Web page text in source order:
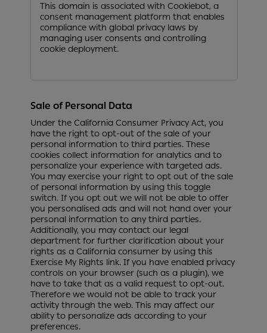
This domain is associated with Cookiebot, a
consent management platform that enables
compliance with global privacy laws by
managing user consents and controlling
cookie deployment.
Sale of Personal Data
Under the California Consumer Privacy Act, you
have the right to opt-out of the sale of your
personal information to third parties. These
cookies collect information for analytics and to
personalize your experience with targeted ads.
You may exercise your right to opt out of the sale
of personal information by using this toggle
switch. If you opt out we will not be able to offer
you personalised ads and will not hand over your
personal information to any third parties.
Additionally, you may contact our legal
department for further clarification about your
rights as a California consumer by using this
Exercise My Rights link. If you have enabled privacy
controls on your browser (such as a plugin), we
have to take that as a valid request to opt-out.
Therefore we would not be able to track your
activity through the web. This may affect our
ability to personalize ads according to your
preferences.